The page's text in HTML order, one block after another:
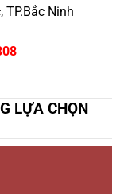
TP.Bắc Ninh
LỰA CHỌN